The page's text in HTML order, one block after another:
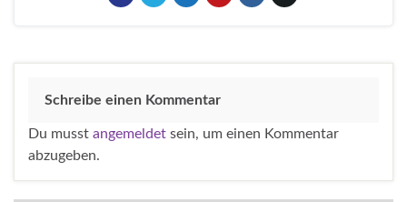
Schreibe einen Kommentar
Du musst angemeldet sein, um einen Kommentar
abzugeben.